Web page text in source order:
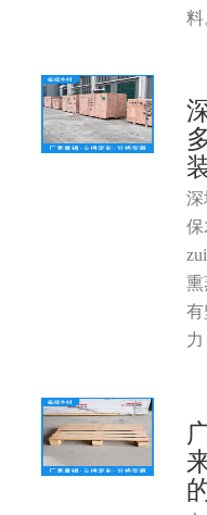
料
深
保
熏
有